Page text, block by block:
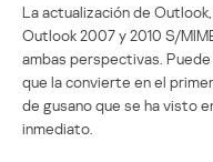
La actualización de
Outlook 2007 y 2010 S/
ambas perspectivas.
que la convierte en el
de gusano que se ha visto
inmediato.